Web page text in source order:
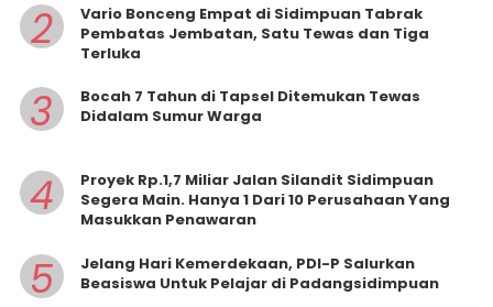
2
Vario Bonceng Empat di Sidimpuan Tabrak
Pembatas Jembatan, Satu Tewas dan Tiga
Terluka
3
Bocah 7 Tahun di Tapsel Ditemukan Tewas
Didalam Sumur Warga
4
Proyek Rp.1,7 Miliar Jalan Silandit Sidimpuan
Segera Main. Hanya 1 Dari 10 Perusahaan Yang
Masukkan Penawaran
5
Jelang Hari Kemerdekaan, PDI-P Salurkan
Beasiswa Untuk Pelajar di Padangsidimpuan